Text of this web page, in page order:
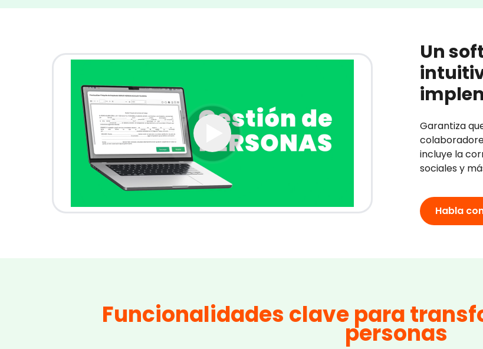
Un
Garantiza
incluye la
sociales y
Habla
Funcionalidades clave para
personas